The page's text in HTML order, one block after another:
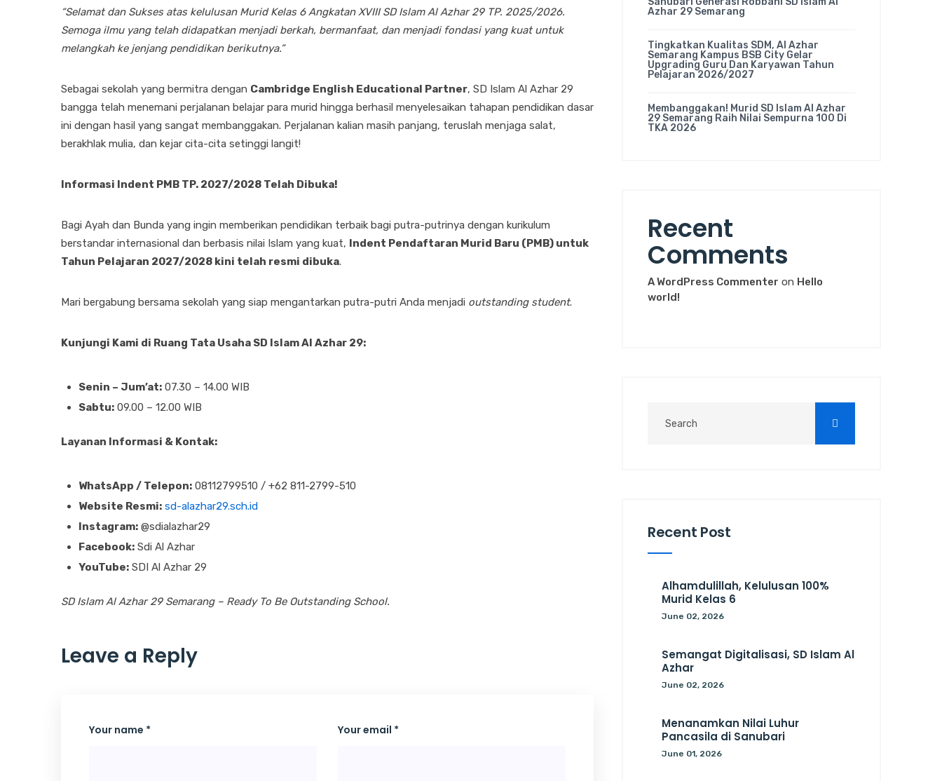
“Selamat dan Sukses atas kelulusan Murid Kelas 6 Angkatan XVIII SD Islam Al Azhar 29 TP. 2025/2026.
Semoga ilmu yang telah didapatkan menjadi berkah, bermanfaat, dan menjadi fondasi yang kuat untuk
melangkah ke jenjang pendidikan berikutnya.”
Sebagai sekolah yang bermitra dengan Cambridge English Educational Partner, SD Islam Al Azhar 29
bangga telah menemani perjalanan belajar para murid hingga berhasil menyelesaikan tahapan pendidikan dasar
ini dengan hasil yang sangat membanggakan. Perjalanan kalian masih panjang, teruslah menjaga salat,
berakhlak mulia, dan kejar cita-cita setinggi langit!
Informasi Indent PMB TP. 2027/2028 Telah Dibuka!
Bagi Ayah dan Bunda yang ingin memberikan pendidikan terbaik bagi putra-putrinya dengan kurikulum
berstandar internasional dan berbasis nilai Islam yang kuat, Indent Pendaftaran Murid Baru (PMB) untuk
Tahun Pelajaran 2027/2028 kini telah resmi dibuka.
Mari bergabung bersama sekolah yang siap mengantarkan putra-putri Anda menjadi outstanding student.
Kunjungi Kami di Ruang Tata Usaha SD Islam Al Azhar 29:
Senin – Jum’at: 07.30 – 14.00 WIB
Sabtu: 09.00 – 12.00 WIB
Layanan Informasi & Kontak:
WhatsApp / Telepon: 08112799510 / +62 811-2799-510
Website Resmi: sd-alazhar29.sch.id
Instagram: @sdialazhar29
Facebook: Sdi Al Azhar
YouTube: SDI Al Azhar 29
SD Islam Al Azhar 29 Semarang – Ready To Be Outstanding School.
Leave a Reply
Your name * Your email *
Azhar 29 Semarang
Tingkatkan Kualitas SDM, Al Azhar
Semarang Kampus BSB City Gelar
Upgrading Guru Dan Karyawan Tahun
Pelajaran 2026/2027
Membanggakan! Murid SD Islam Al Azhar
29 Semarang Raih Nilai Sempurna 100 Di
TKA 2026
Recent
Comments
A WordPress Commenter on Hello
world!
Recent Post
Alhamdulillah, Kelulusan 100%
Murid Kelas 6
June 02, 2026
Semangat Digitalisasi, SD Islam Al
Azhar
June 02, 2026
Menanamkan Nilai Luhur
Pancasila di Sanubari
June 01, 2026